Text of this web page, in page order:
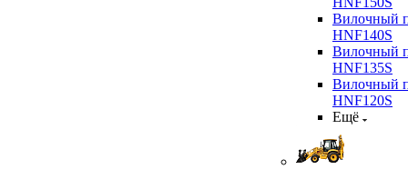
Вилочный
HNF140S
Вилочный
HNF135S
Вилочный
HNF120S
Ещё